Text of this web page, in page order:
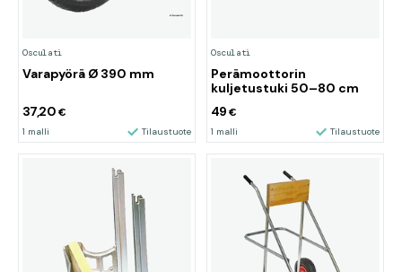
Osculati
Varapyörä Ø 390 mm
37,20 €
1 malli Tilaustuote
Osculati
Perämoottorin
kuljetustuki 50–80 cm
49€
1 malli Tilaustuote